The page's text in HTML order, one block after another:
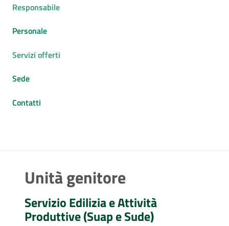
Responsabile
Personale
Servizi offerti
Sede
Contatti
Unità genitore
Servizio Edilizia e Attività
Produttive (Suap e Sude)